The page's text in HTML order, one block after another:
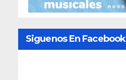
Siguenos En Facebook